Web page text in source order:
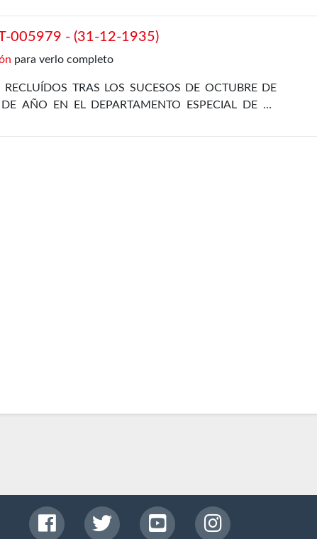
005979 - (31-12-1935)
para verlo completo
RECLUÍDOS TRAS LOS SUCESOS DE OCTUBRE DE
AÑO EN EL DEPARTAMENTO ESPECIAL DE LA